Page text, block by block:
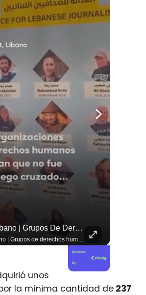
🇱🇧 #Libano | Grupos De Derechos Humanos Presentan Pruebas Sobre El Asesinato De La Periodista Libanesa Amal Khalil, Asesinada Por Israel.
🇱🇧 #Libano | Grupos de derechos humanos presentan pruebas sobre el asesinato de la periodista libanesa Amal Khalil, asesinada por Israel.
powered
by
unos
la mínima cantidad de 237